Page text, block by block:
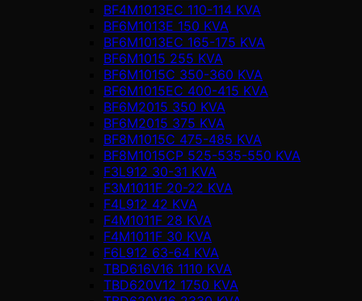
BF4M1013EC 110-114 KVA
BF6M1013E 150 KVA
BF6M1013EC 165-175 KVA
BF6M1015 255 KVA
BF6M1015C 350-360 KVA
BF6M1015EC 400-415 KVA
BF6M2015 350 KVA
BF6M2015 375 KVA
BF8M1015C 475-485 KVA
BF8M1015CP 525-535-550 KVA
F3L912 30-31 KVA
F3M1011F 20-22 KVA
F4L912 42 KVA
F4M1011F 28 KVA
F4M1011F 30 KVA
F6L912 63-64 KVA
TBD616V16 1110 KVA
TBD620V12 1750 KVA